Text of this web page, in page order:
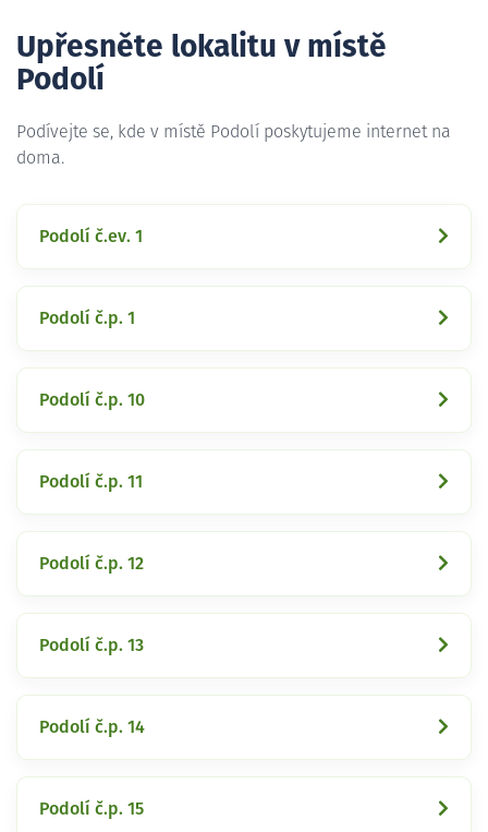
Upřesněte lokalitu v místě
Podolí
Podívejte se, kde v místě Podolí poskytujeme internet na
doma.
Podolí č.ev. 1
Podolí č.p. 1
Podolí č.p. 10
Podolí č.p. 11
Podolí č.p. 12
Podolí č.p. 13
Podolí č.p. 14
Podolí č.p. 15